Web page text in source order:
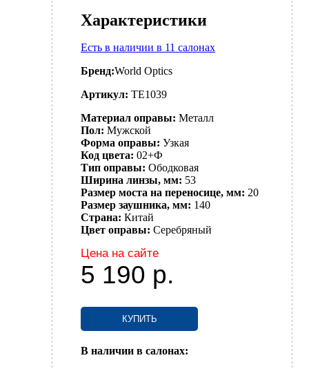
Характеристики
Есть в наличии в 11 салонах
Бренд:World Optics
Артикул: TE1039
Материал оправы: Металл
Пол: Мужской
Форма оправы: Узкая
Код цвета: 02+Ф
Тип оправы: Ободковая
Ширина линзы, мм: 53
Размер моста на переносице, мм: 20
Размер заушника, мм: 140
Страна: Китай
Цвет оправы: Серебряный
Цена на сайте
5 190 р.
КУПИТЬ
В наличии в салонах: